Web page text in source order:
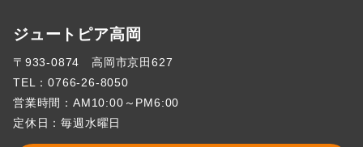
ジュートピア高岡
〒933-0874 高岡市京田627
TEL：0766-26-8050
営業時間：AM10:00～PM6:00
定休日：毎週水曜日